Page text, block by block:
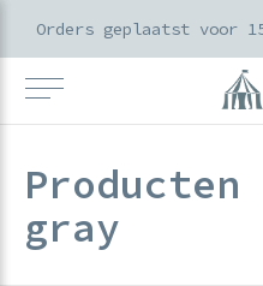
Producten
gray